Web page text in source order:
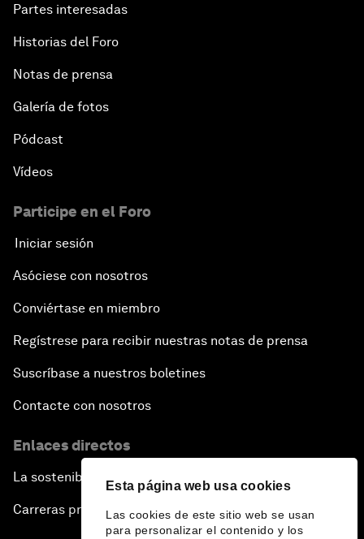
Esta página web usa cookies
Las cookies de este sitio web se usan
para personalizar el contenido y los
Partes interesadas
Historias del Foro
Notas de prensa
Galería de fotos
Pódcast
Vídeos
Participe en el Foro
Iniciar sesión
Asóciese con nosotros
Conviértase en miembro
Regístrese para recibir nuestras notas de prensa
Suscríbase a nuestros boletines
Contacte con nosotros
Enlaces directos
La sostenibilidad en el Foro
Carreras profesionales